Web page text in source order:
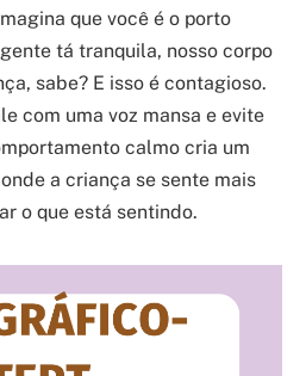
que você é o porto
tá tranquila, nosso corpo
sabe? E isso é contagioso.
com uma voz mansa e evite
calmo cria um
a criança se sente mais
o que está sentindo.